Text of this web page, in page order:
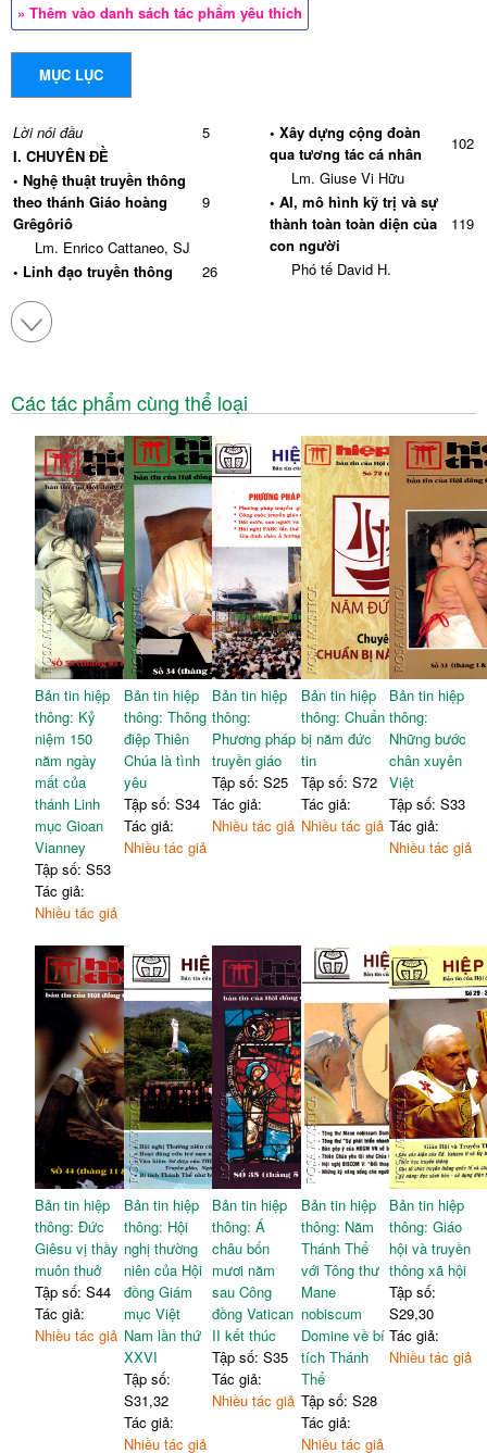
» Thêm vào danh sách tác phẩm yêu thích
MỤC LỤC
Lời nói đầu
5
I. CHUYÊN ĐỀ
• Nghệ thuật truyền thông
theo thánh Giáo hoàng
Grêgôriô
9
Lm. Enrico Cattaneo, SJ
• Linh đạo truyền thông
26
• Vai trò của mạng xã hội
trong công cuộc loan báo
Nhân
• Loan báo Tin mừng với
nền tảng số (Digital
Platfforrm)
44
Giuse Lê Hoàng Nhị -
Gioankim Trương Công Hải -
Ga. B. Trần Anh Khôi
• Chuyển đổi số trong hoạt
động của Giáo hội
60
Giuse Lê Hoàng Nhị
• Ứng dụng trí tuệ nhân tạo
trong mục vụ ngày nay
66
Tổng hợp và biên soạn:
Nhật Mai
• C-Mate: Nền tảng công
nghệ truyền thông Công
giáo tại Việt Nam
91
Lm. Phalô Hoàng Mạnh
Huy
• Xây dựng cộng đoàn
qua tương tác cá nhân
102
Lm. Giuse Vi Hữu
• AI, mô hình kỹ trị và sự
thành toàn toàn diện của
con người
119
Phó tế David H.
Augusstino, Đức Giáo
Hoàng Lê ô XIV và khát
vọng hệp nhất
195
Thomas Harmon
III. TƯ LIỆU
• Atiqua et nova (Sự khôn
ngoan vừa cổ xưa vừa
mới mẻ)
Những lưu ý về mối tương
quan giữa trí tuệ nhân tạo
và trí tuệ con người
205
Các tác phẩm cùng thể loại
Bản tin hiệp
thông: Kỷ
niệm 150
năm ngày
mất của
thánh Linh
mục Gioan
Vianney
Tập số: S53
Tác giả:
Nhiều tác giả
Bản tin hiệp
thông: Thông
điệp Thiên
Chúa là tình
yêu
Tập số: S34
Tác giả:
Nhiều tác giả
Bản tin hiệp
thông:
Phương pháp
truyền giáo
Tập số: S25
Tác giả:
Nhiều tác giả
Bản tin hiệp
thông: Chuẩn
bị năm đức
tin
Tập số: S72
Tác giả:
Nhiều tác giả
Bản tin hiệp
thông:
Những bước
chân xuyên
Việt
Tập số: S33
Tác giả:
Nhiều tác giả
Bản tin hiệp
thông: Đức
Giêsu vị thầy
muôn thuở
Tập số: S44
Tác giả:
Nhiều tác giả
Bản tin hiệp
thông: Hội
nghị thường
niên của Hội
đồng Giám
mục Việt
Nam lần thứ
XXVI
Tập số:
S31,32
Tác giả:
Nhiều tác giả
Bản tin hiệp
thông: Á
châu bốn
mươi năm
sau Công
đồng Vatican
II kết thúc
Tập số: S35
Tác giả:
Nhiều tác giả
Bản tin hiệp
thông: Năm
Thánh Thể
với Tông thư
Mane
nobiscum
Domine về bí
tích Thánh
Thể
Tập số: S28
Tác giả:
Nhiều tác giả
Bản tin hiệp
thông: Giáo
hội và truyền
thông xã hội
Tập số:
S29,30
Tác giả:
Nhiều tác giả